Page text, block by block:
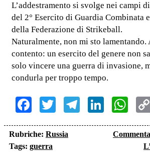
L’addestramento si svolge nei campi
del 2° Esercito di Guardia Combinata
della Federazione di Strikeball.
Naturalmente, non mi sto lamentando.
contento: un esercito del genere non
solo vincere una guerra di invasione,
condurla per troppo tempo.
Facebook
TwitterTelegram
Rubriche: Russia
Tags: guerra